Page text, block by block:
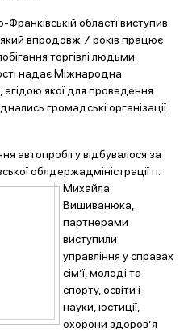
Франківській області виступив
впродовж 7 років працює
торгівлі людьми.
надає Міжнародна
егідою якої для проведення
громадські організації
автопробігу відбувалося за
ї облдержадміністрації п.
Михайла
Вишиванюка,
партнерами
виступили
управління у справах
сім’ї, молоді та
спорту, освіти і
науки, юстиції,
охорони здоров’я